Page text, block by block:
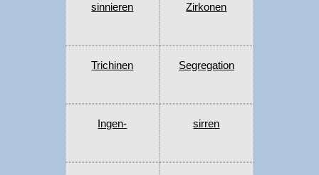
sinnieren Zirkonen
Trichinen Segregation
Ingen- sirren